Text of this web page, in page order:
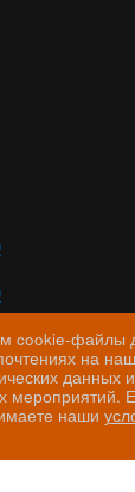
cookie-файлы
на
мероприятий.
наши